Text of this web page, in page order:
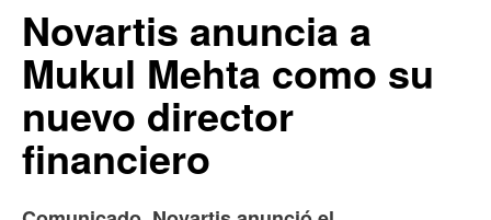
Novartis anuncia a
Mukul Mehta como su
nuevo director
financiero